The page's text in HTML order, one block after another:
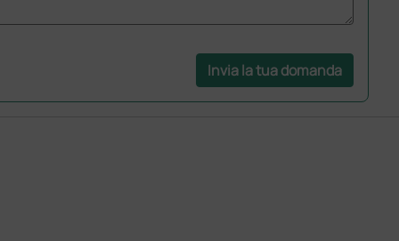
Invia la tua domanda